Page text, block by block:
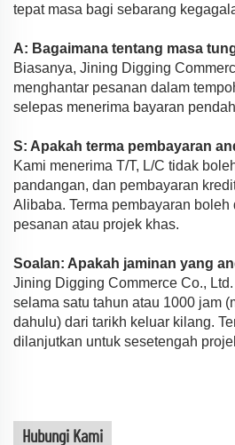
tepat masa bagi sebarang
A: Bagaimana tentang masa
Biasanya, Jining Digging
menghantar pesanan dalam
selepas menerima bayaran
S: Apakah terma pembayaran
Kami menerima T/T, L/C tidak
pandangan, dan pembayaran
Alibaba. Terma pembayaran
pesanan atau projek khas.
Soalan: Apakah jaminan yang
Jining Digging Commerce Co.,
selama satu tahun atau 1000 jam
dahulu) dari tarikh keluar kilang.
dilanjutkan untuk sesetengah
Hubungi Kami